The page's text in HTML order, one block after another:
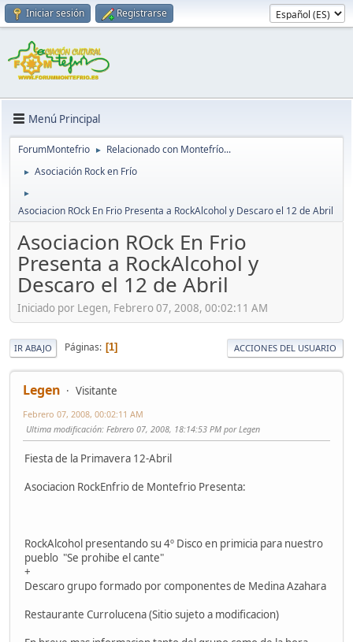
Iniciar sesión Registrarse
Menú Principal
ForumMontefrio ► Relacionado con Montefrío...
► Asociación Rock en Frío
►
Asociacion ROck En Frio Presenta a RockAlcohol y Descaro el 12 de Abril
Asociacion ROck En Frio
Presenta a RockAlcohol y
Descaro el 12 de Abril
Iniciado por Legen, Febrero 07, 2008, 00:02:11 AM
IR ABAJO Páginas 1 ACCIONES DEL USUARIO
Legen Visitante
Febrero 07, 2008, 00:02:11 AM
Ultima modificación: Febrero 07, 2008, 18:14:53 PM por Legen
Fiesta de la Primavera 12-Abril
Asociacion RockEnfrio de Montefrio Presenta:
RockAlcohol presentando su 4º Disco en primicia para nuestro
pueblo "Se prohibe el cante"
+
Descaro grupo formado por componentes de Medina Azahara
Restaurante Currolucena (Sitio sujeto a modificacion)